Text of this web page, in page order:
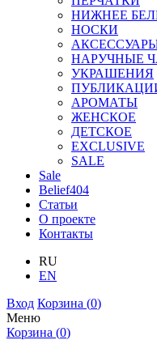
НИЖНЕЕ
НОСКИ
НАРУЧНЫЕ
УКРАШЕНИЯ
АРОМАТЫ
ЖЕНСКОЕ
ДЕТСКОЕ
EXCLUSIVE
SALE
Sale
Belief404
Статьи
О проекте
Контакты
RU
EN
Вход Корзина (0)
Меню
Корзина (0)